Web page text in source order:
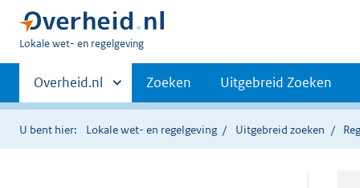
U
hier:
Lokale wet- en regelgeving
Primaire
navigatie
Andere
sites
binnen
Overheid.nl Zoeken Uitgebreid Zoeken
U bent hier: Lokale wet- en regelgeving Uitgebreid zoeken